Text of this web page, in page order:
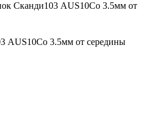
Сканди103 AUS10Co 3.5мм от
AUS10Co 3.5мм от середины